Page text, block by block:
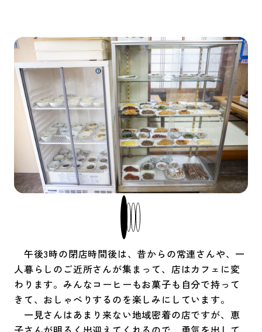
午後3時の閉店時間後は、昔からの常連さんや、一
人暮らしのご近所さんが集まって、店はカフェに変
わります。みんなコーヒーもお菓子も自分で持って
きて、おしゃべりするのを楽しみにしています。
一見さんはあまり来ない地域密着の店ですが、恵